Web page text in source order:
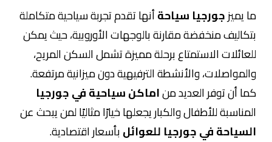
ما يميزجورجيا سياحةأنها تقدم تجربة سياحية متكاملة
بتكاليف منخفضة مقارنة بالوجهات الأوروبية، حيث يمكن
للعائلات الاستمتاع برحلة مميزة تشمل السكن المريح،
والمواصلات، والأنشطة الترفيهية دون ميزانية مرتفعة.
كما أن توفر العديد مناماكن سياحية في جورجيا
المناسبة للأطفال والكبار يجعلها خيارًا مثاليًا لمن يبحث عن
السياحة في جورجيا للعوائلبأسعار اقتصادية.